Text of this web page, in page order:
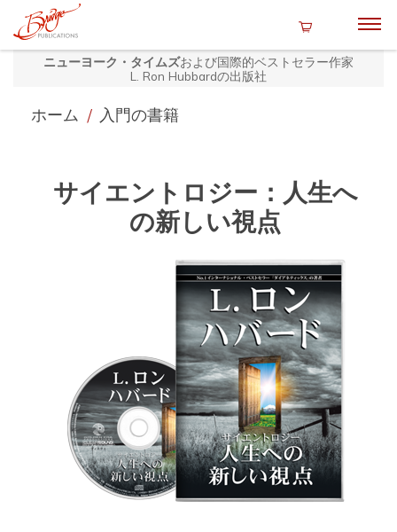
ニューヨーク・タイムズおよび国際的ベストセラー作家
L. Ron Hubbardの出版社
ホーム / 入門の書籍
サイエントロジー：人生へ
の新しい視点